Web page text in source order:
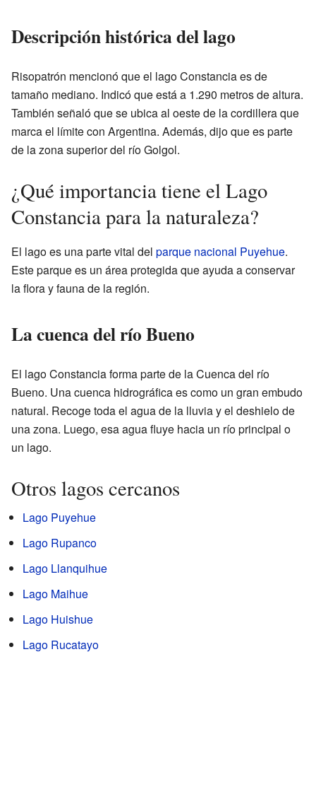
Descripción histórica del lago
Risopatrón mencionó que el lago Constancia es de
tamaño mediano. Indicó que está a 1.290 metros de altura.
También señaló que se ubica al oeste de la cordillera que
marca el límite con Argentina. Además, dijo que es parte
de la zona superior del río Golgol.
¿Qué importancia tiene el Lago
Constancia para la naturaleza?
El lago es una parte vital del parque nacional Puyehue.
Este parque es un área protegida que ayuda a conservar
la flora y fauna de la región.
La cuenca del río Bueno
El lago Constancia forma parte de la Cuenca del río
Bueno. Una cuenca hidrográfica es como un gran embudo
natural. Recoge toda el agua de la lluvia y el deshielo de
una zona. Luego, esa agua fluye hacia un río principal o
un lago.
Otros lagos cercanos
Lago Puyehue
Lago Rupanco
Lago Llanquihue
Lago Maihue
Lago Huishue
Lago Rucatayo